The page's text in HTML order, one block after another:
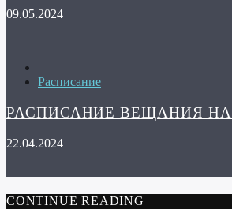
09.05.2024
Расписание
РАСПИСАНИЕ ВЕЩАНИЯ НА
22.04.2024
CONTINUE READING